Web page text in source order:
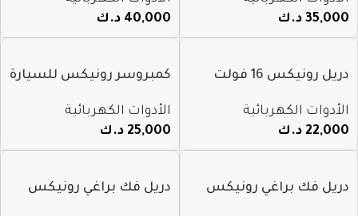
35,000 د.ك
8906K
40,000 د.ك
دريل رونيكس 16 فولت
الأدوات الكهربائية
22,000 د.ك
كمبروسر رونيكس للسيارة
الأدوات الكهربائية
25,000 د.ك
دريل فك براغي رونيكس
دريل فك براغي رونيكس